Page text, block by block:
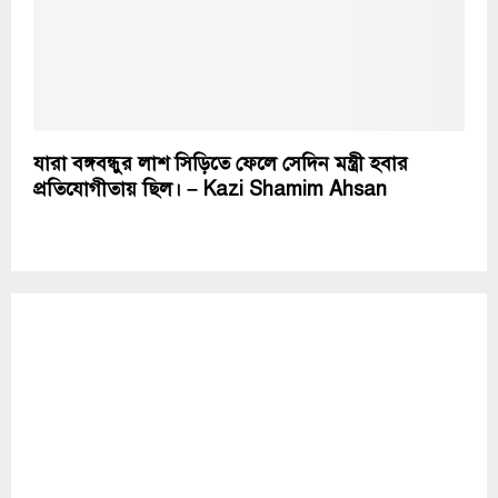
যারা বঙ্গবন্ধুর লাশ সিড়িতে ফেলে সেদিন মন্ত্রী হবার
প্রতিযোগীতায় ছিল। – Kazi Shamim Ahsan